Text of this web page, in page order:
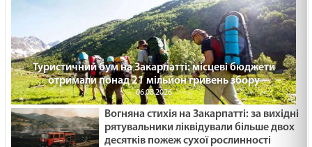
Туристичний бум на Закарпатті: місцеві бюджети
отримали понад 21 мільйон гривень збору
06.08.2026
Вогняна стихія на Закарпатті: за вихідні
рятувальники ліквідували більше двох
десятків пожеж сухої рослинності